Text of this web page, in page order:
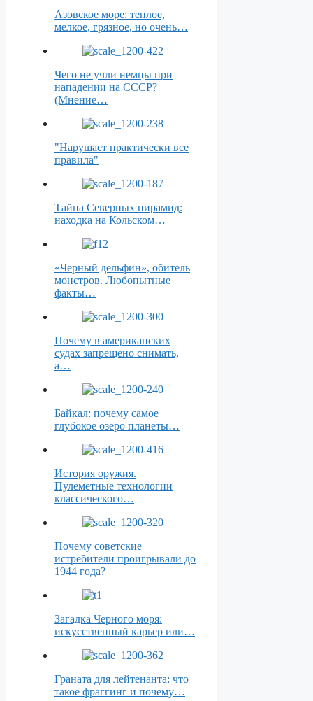
Азовское море: теплое,
мелкое, грязное, но очень…
Чего не учли немцы при
нападении на СССР?
(Мнение…
"Нарушает практически все
правила"
Тайна Северных пирамид:
находка на Кольском…
«Черный дельфин», обитель
монстров. Любопытные
факты…
Почему в американских
судах запрещено снимать,
а…
Байкал: почему самое
глубокое озеро планеты…
История оружия.
Пулеметные технологии
классического…
Почему советские
истребители проигрывали до
1944 года?
Загадка Черного моря:
искусственный карьер или…
Граната для лейтенанта: что
такое фраггинг и почему…